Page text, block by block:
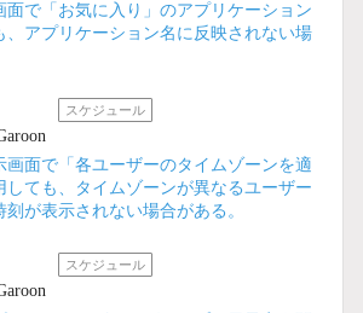
面で「お気に入り」のアプリケーション
、アプリケーション名に反映されない場
スケジュール
画面で「各ユーザーのタイムゾーンを適
しても、タイムゾーンが異なるユーザー
が表示されない場合がある。
スケジュール